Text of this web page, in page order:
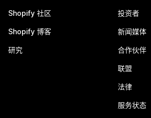
Shopify 社区
Shopify 博客
研究
投资者
新闻媒体
合作伙伴
联盟
法律
服务状态